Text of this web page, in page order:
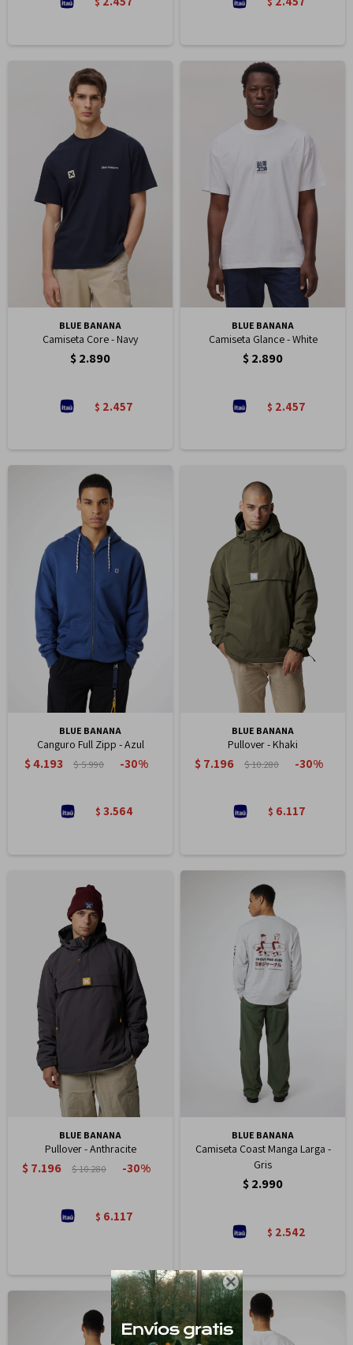

BLUE BANANA
Camiseta Core - Navy
$2.890
$ 2.457
BLUE BANANA
Camiseta Glance - White
$2.890
$ 2.457
BLUE BANANA
Canguro Full Zipp - Azul
$4.193 $5.990 30
$ 3.564
BLUE BANANA
Pullover - Khaki
$7.196 $10.280 30
$ 6.117
BLUE BANANA
Pullover - Anthracite
$7.196 $10.280 30
$ 6.117
BLUE BANANA
Camiseta Coast Manga Larga -
Gris
$2.990
$ 2.542